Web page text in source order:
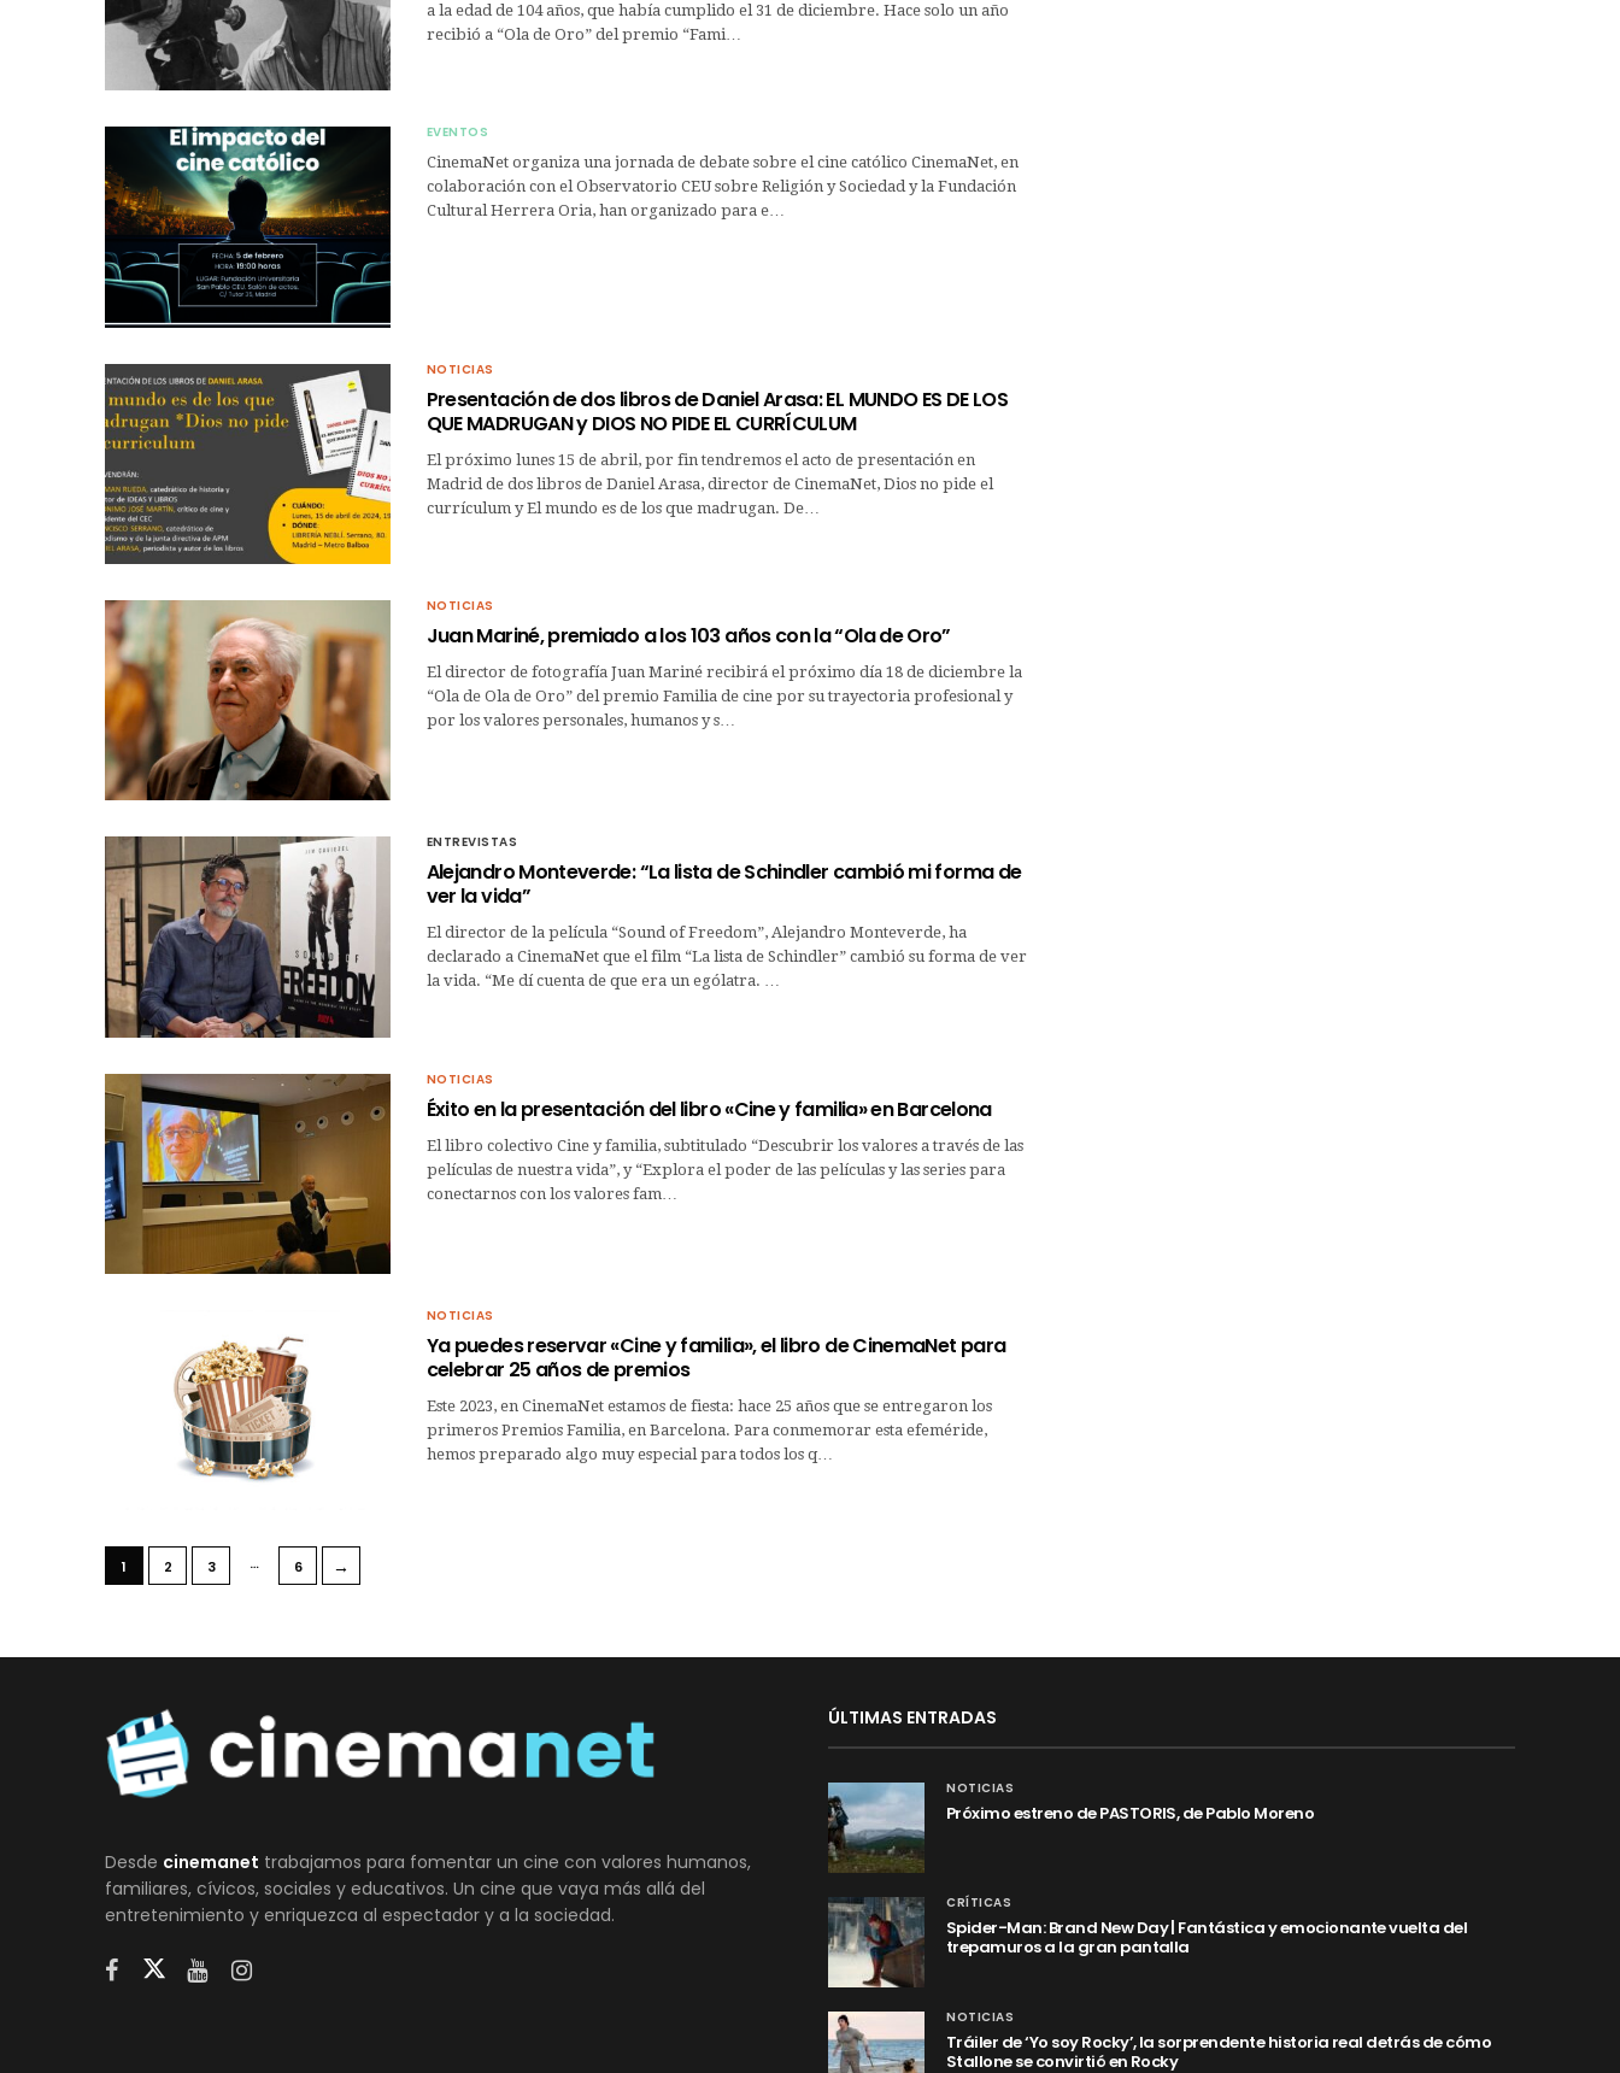
a la edad de 104 años, que había cumplido el 31 de diciembre. Hace solo un año
recibió a “Ola de Oro” del premio “Fami…
EVENTOS
CinemaNet organiza una jornada de debate sobre el cine católico CinemaNet, en
colaboración con el Observatorio CEU sobre Religión y Sociedad y la Fundación
Cultural Herrera Oria, han organizado para e…
NOTICIAS
Presentación de dos libros de Daniel Arasa: EL MUNDO ES DE LOS
QUE MADRUGAN y DIOS NO PIDE EL CURRÍCULUM
El próximo lunes 15 de abril, por fin tendremos el acto de presentación en
Madrid de dos libros de Daniel Arasa, director de CinemaNet, Dios no pide el
currículum y El mundo es de los que madrugan. De…
NOTICIAS
Juan Mariné, premiado a los 103 años con la “Ola de Oro”
El director de fotografía Juan Mariné recibirá el próximo día 18 de diciembre la
“Ola de Ola de Oro” del premio Familia de cine por su trayectoria profesional y
por los valores personales, humanos y s…
ENTREVISTAS
Alejandro Monteverde: “La lista de Schindler cambió mi forma de
ver la vida”
El director de la película “Sound of Freedom”, Alejandro Monteverde, ha
declarado a CinemaNet que el film “La lista de Schindler” cambió su forma de ver
la vida. “Me dí cuenta de que era un ególatra. …
NOTICIAS
Éxito en la presentación del libro «Cine y familia» en Barcelona
El libro colectivo Cine y familia, subtitulado “Descubrir los valores a través de las
películas de nuestra vida”, y “Explora el poder de las películas y las series para
conectarnos con los valores fam…
NOTICIAS
Ya puedes reservar «Cine y familia», el libro de CinemaNet para
celebrar 25 años de premios
Este 2023, en CinemaNet estamos de fiesta: hace 25 años que se entregaron los
primeros Premios Familia, en Barcelona. Para conmemorar esta efeméride,
hemos preparado algo muy especial para todos los q…
1 2 3 … 6 →
Desde cinemanet trabajamos para fomentar un cine con valores humanos,
familiares, cívicos, sociales y educativos. Un cine que vaya más allá del
entretenimiento y enriquezca al espectador y a la sociedad.
ÚLTIMAS ENTRADAS
NOTICIAS
Próximo estreno de PASTORIS, de Pablo Moreno
CRÍTICAS
Spider-Man: Brand New Day | Fantástica y emocionante vuelta del
trepamuros a la gran pantalla
NOTICIAS
Tráiler de ‘Yo soy Rocky’, la sorprendente historia real detrás de cómo
Stallone se convirtió en Rocky